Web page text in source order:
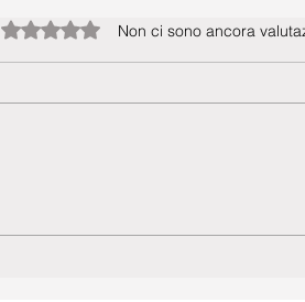
Valutazione 0 stelle su 5.Non ci sono ancora